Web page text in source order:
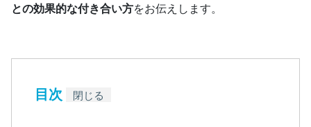
との効果的な付き合い方をお伝えします。
目次 閉じる